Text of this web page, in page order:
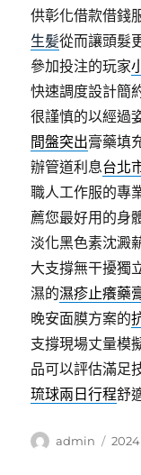
供彰化借款借錢
生髪從而讓頭髮
參加投注的玩家
快速調度設計簡
很謹慎的以經過
間盤突出膏藥填
辦管道利息台北
職人工作服的專
薦您最好用的身
淡化黑色素沈澱
大支撐無干擾獨
濕的濕疹止癢藥
晚安面膜方案的
支撐現場丈量模
品可以評估滿足
琉球兩日行程舒
作
admin
發
2024